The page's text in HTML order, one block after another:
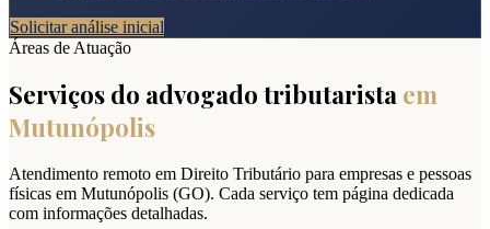
Solicitar análise inicial
Áreas de Atuação
Serviços do advogado tributarista em
Mutunópolis
Atendimento remoto em Direito Tributário para empresas e pessoas
físicas em Mutunópolis (GO). Cada serviço tem página dedicada
com informações detalhadas.